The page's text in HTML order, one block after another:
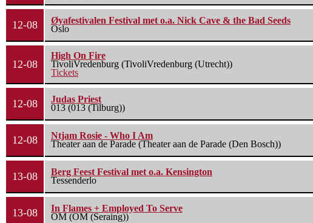
12-08
Øyafestivalen Festival met o.a. Nick Cave & the Bad Seeds
Oslo
12-08
High On Fire
TivoliVredenburg (TivoliVredenburg (Utrecht))
Tickets
12-08
Judas Priest
013 (013 (Tilburg))
12-08
Ntjam Rosie - Who I Am
Theater aan de Parade (Theater aan de Parade (Den Bosch))
13-08
Berg Feest Festival met o.a. Kensington
Tessenderlo
13-08
In Flames + Employed To Serve
OM (OM (Seraing))